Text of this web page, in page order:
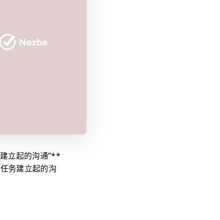
立起的沟通”**
务建立起的沟